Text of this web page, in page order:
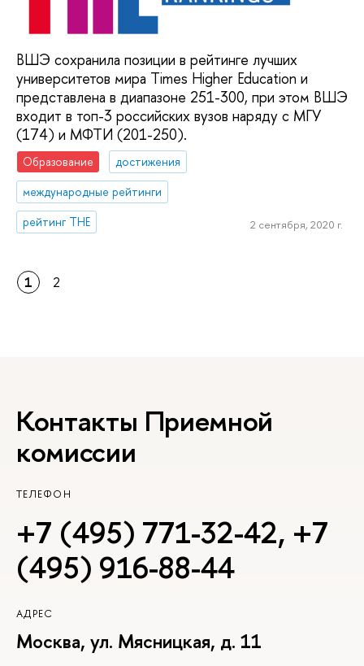
ВШЭ сохранила позиции в рейтинге лучших
университетов мира Тimes Higher Education и
представлена в диапазоне 251-300, при этом ВШЭ
входит в топ-3 российских вузов наряду с МГУ
(174) и МФТИ (201-250).
Образование
достижения
международные рейтинги
рейтинг THE
2 сентября, 2020 г.
1 2
Контакты Приемной
комиссии
ТЕЛЕФОН
+7 (495) 771-32-42, +7
(495) 916-88-44
АДРЕС
Москва, ул. Мясницкая, д. 11